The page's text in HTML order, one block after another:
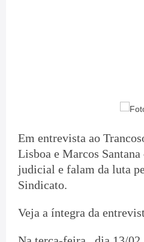
Em entrevista ao
Lisboa e Marcos
judicial e falam da luta
Sindicato.
Veja a íntegra da